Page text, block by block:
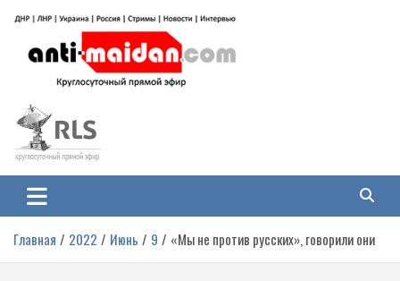
содержимому
Антимайдан: Гражданская война
на Украине
гражданской войне на Украине, включая события в Новороссии, ДНР,
ЛНР и других регионах.
Главная 2022 Июнь 9 «Мы не против русских», говорили они